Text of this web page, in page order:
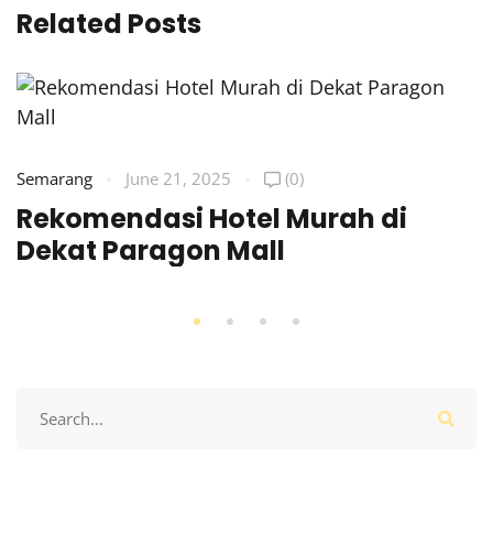
Related Posts
Semarang June 21, 2025 (0)
Rekomendasi Hotel Murah di
Dekat Paragon Mall
for: